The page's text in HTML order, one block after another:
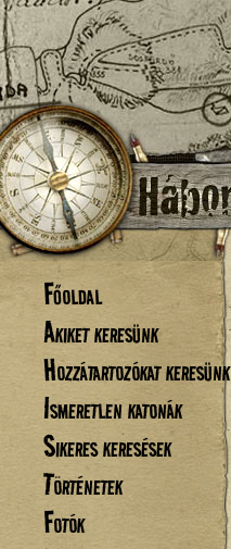
Főoldal
Akiket keresünk
Hozzátartozókat keresünk
Ismeretlen katonák
Sikeres keresések
Történetek
Fotók